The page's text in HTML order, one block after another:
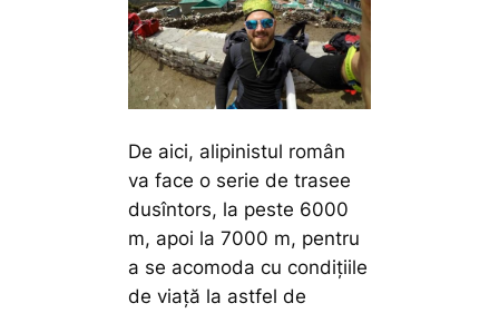
De aici, alipinistul român
va face o serie de trasee
dusîntors, la peste 6000
m, apoi la 7000 m, pentru
a se acomoda cu condițiile
de viață la astfel de